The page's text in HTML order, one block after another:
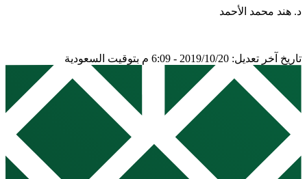
د. هند محمد الأحمد
تاريخ آخر تعديل: 2019/10/20 - 6:09 م بتوقيت السعودية